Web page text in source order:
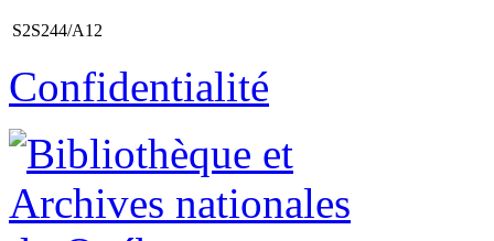
S2S244/A12
Confidentialité